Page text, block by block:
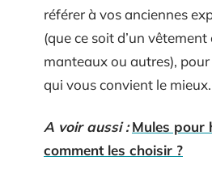
référer à vos anciennes
(que ce soit d’un vêtement
manteaux ou autres),
qui vous convient le mieux.
A voir aussi : Mules pour
comment les choisir ?